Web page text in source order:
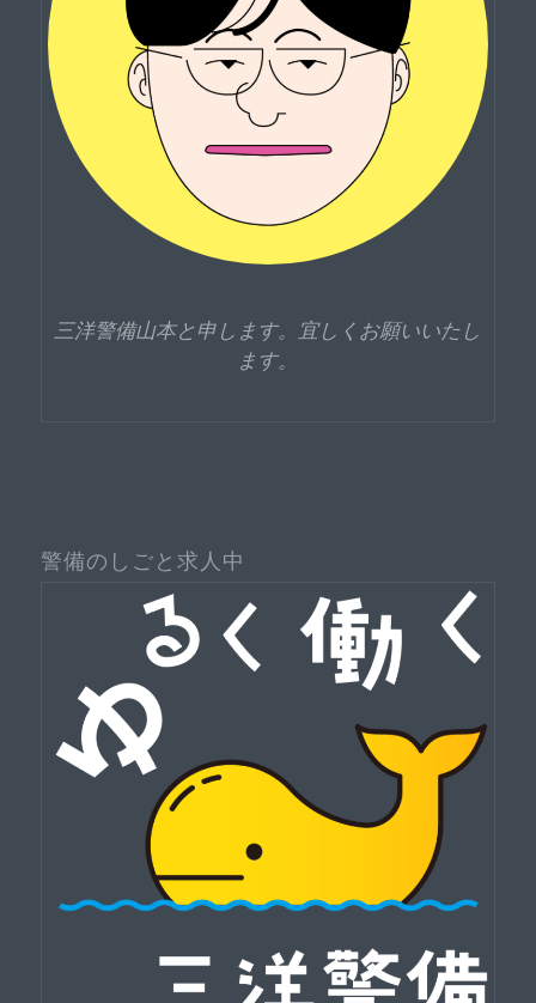
三洋警備山本と申します。宜しくお願いいたし
ます。
警備のしごと求人中